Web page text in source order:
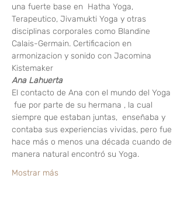
una fuerte base en  Hatha Yoga,
Terapeutico, Jivamukti Yoga y otras
disciplinas corporales como Blandine
Calais-Germain. Certificacion en
armonizacion y sonido con Jacomina
Kistemaker
Ana Lahuerta
El contacto de Ana con el mundo del Yoga
fue por parte de su hermana , la cual
siempre que estaban juntas,  enseñaba y
contaba sus experiencias vividas, pero fue
hace más o menos una década cuando de
manera natural encontró su Yoga.
Mostrar más